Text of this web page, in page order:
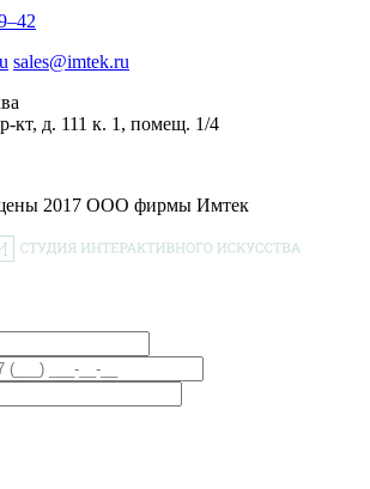
sales@imtek.ru
кт, д. 111 к. 1, помещ. 1/4
2017 ООО фирмы Имтек